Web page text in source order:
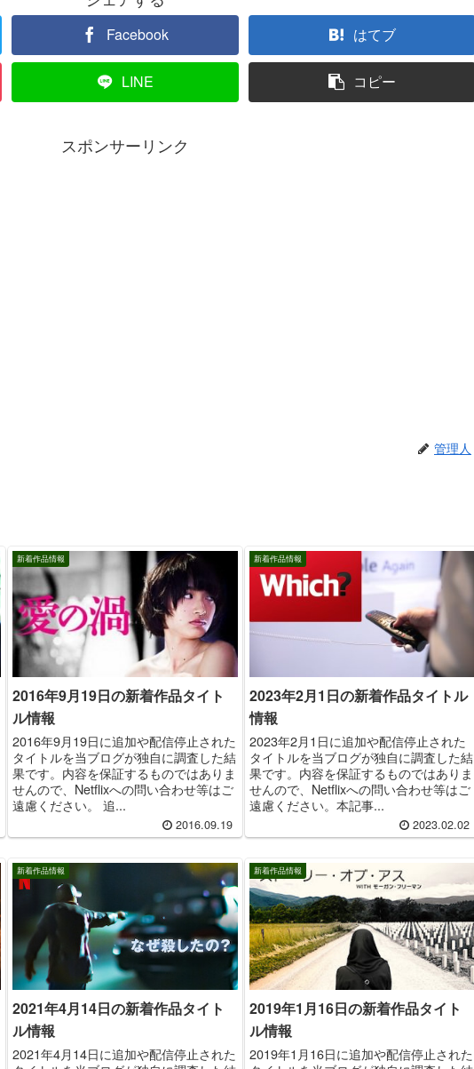
Facebook はてブ
LINE コピー
スポンサーリンク
管理人
新着作品情報
2016年9月19日の新着作品タイト
ル情報
2016年9月19日に追加や配信停止された
タイトルを当ブログが独自に調査した結
果です。内容を保証するものではありま
せんので、Netflixへの問い合わせ等はご
遠慮ください。 追...
2016.09.19
新着作品情報
2023年2月1日の新着作品タイトル
情報
2023年2月1日に追加や配信停止された
タイトルを当ブログが独自に調査した結
果です。内容を保証するものではありま
せんので、Netflixへの問い合わせ等はご
遠慮ください。本記事...
2023.02.02
新着作品情報
2021年4月14日の新着作品タイト
ル情報
2021年4月14日に追加や配信停止された
新着作品情報
2019年1月16日の新着作品タイト
ル情報
2019年1月16日に追加や配信停止された